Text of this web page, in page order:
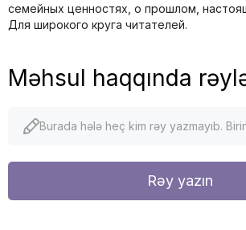
семейных ценностях, о прошлом,
Для широкого круга читателей.
Məhsul haqqında
Burada hələ heç kim rəy yazmayıb.
Rəy yazın